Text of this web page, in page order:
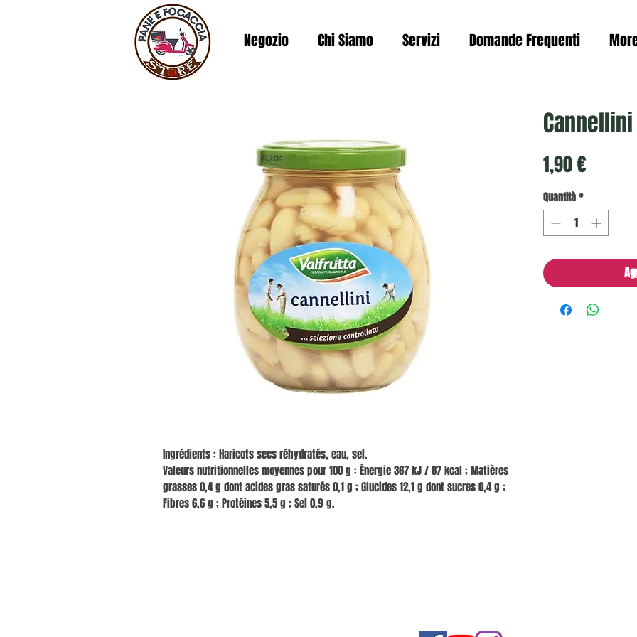
Negozio Chi Siamo Servizi Domande Frequenti
Ingrédients : Haricots secs réhydratés, eau, sel.
Valeurs nutritionnelles moyennes pour 100 g : Énergie 367 kJ / 87 kcal ; Matières
grasses 0,4 g dont acides gras saturés 0,1 g ; Glucides 12,1 g dont sucres 0,4 g ;
Fibres 6,6 g ; Protéines 5,5 g ; Sel 0,9 g.
1,90 €Prezzo
Quantità*